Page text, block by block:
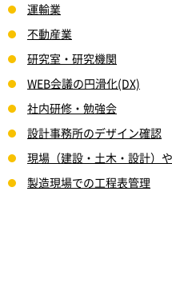
運輸業
不動産業
研究室・研究機関
WEB会議の円滑化(DX)
社内研修・勉強会
設計事務所のデザイン確認
現場（建設・土木・設計）
製造現場での工程表管理